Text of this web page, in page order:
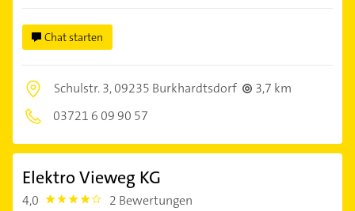
Chat starten
Schulstr. 3,09235 Burkhardtsdorf
3,7 km
03721 6 09 90 57
Elektro Vieweg KG
4,0 4.0 2 Bewertungen